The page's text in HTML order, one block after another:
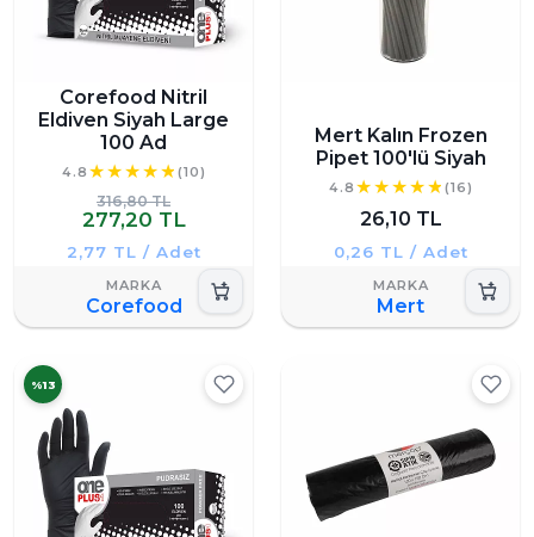
Corefood Nitril
Eldiven Siyah Large
100 Ad
4.8 (10)
316,80 TL
277,20 TL
2,77 TL / Adet
Corefood
Mert Kalın Frozen
Pipet 100'lü Siyah
4.8 (16)
26,10 TL
0,26 TL / Adet
Mert
%13